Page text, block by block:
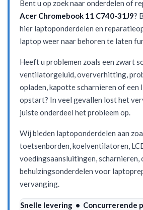
Bent u op zoek naar onderdelen of
Acer Chromebook 11 C740-31J9?
hier laptoponderdelen en
laptop weer naar behoren te laten
Heeft u problemen zoals een zwart
ventilatorgeluid, oververhitting,
opladen, kapotte scharnieren of een
opstart? In veel gevallen lost het
juiste onderdeel het probleem op.
Wij bieden laptoponderdelen aan
toetsenborden, koelventilatoren,
voedingsaansluitingen, scharnieren,
behuizingsonderdelen voor
vervanging.
Snelle levering • Concurrerende